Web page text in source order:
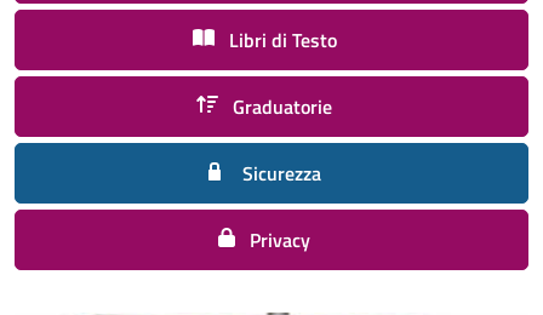
Libri di Testo
Graduatorie
Sicurezza
Privacy